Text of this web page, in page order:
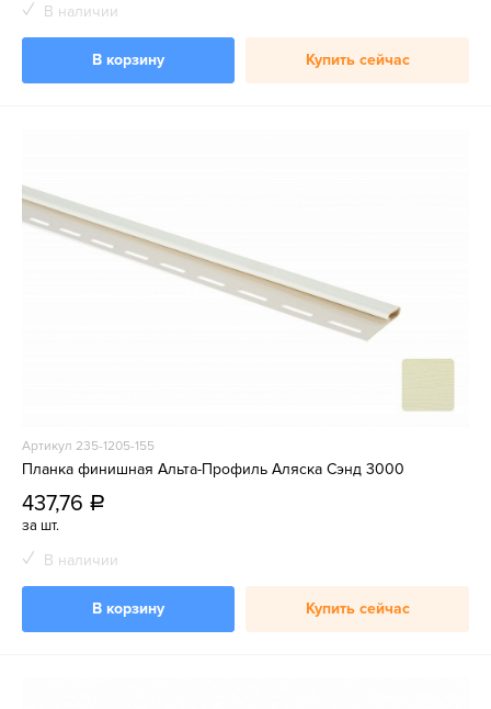
В наличии
В корзину Купить сейчас
Артикул 235-1205-155
Планка финишная Альта-Профиль Аляска Сэнд 3000
437,76 a
за шт.
В наличии
В корзину Купить сейчас